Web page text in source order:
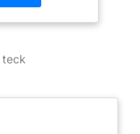
: L 45 × l
Matières :
: bois clair
2 ans -
teck